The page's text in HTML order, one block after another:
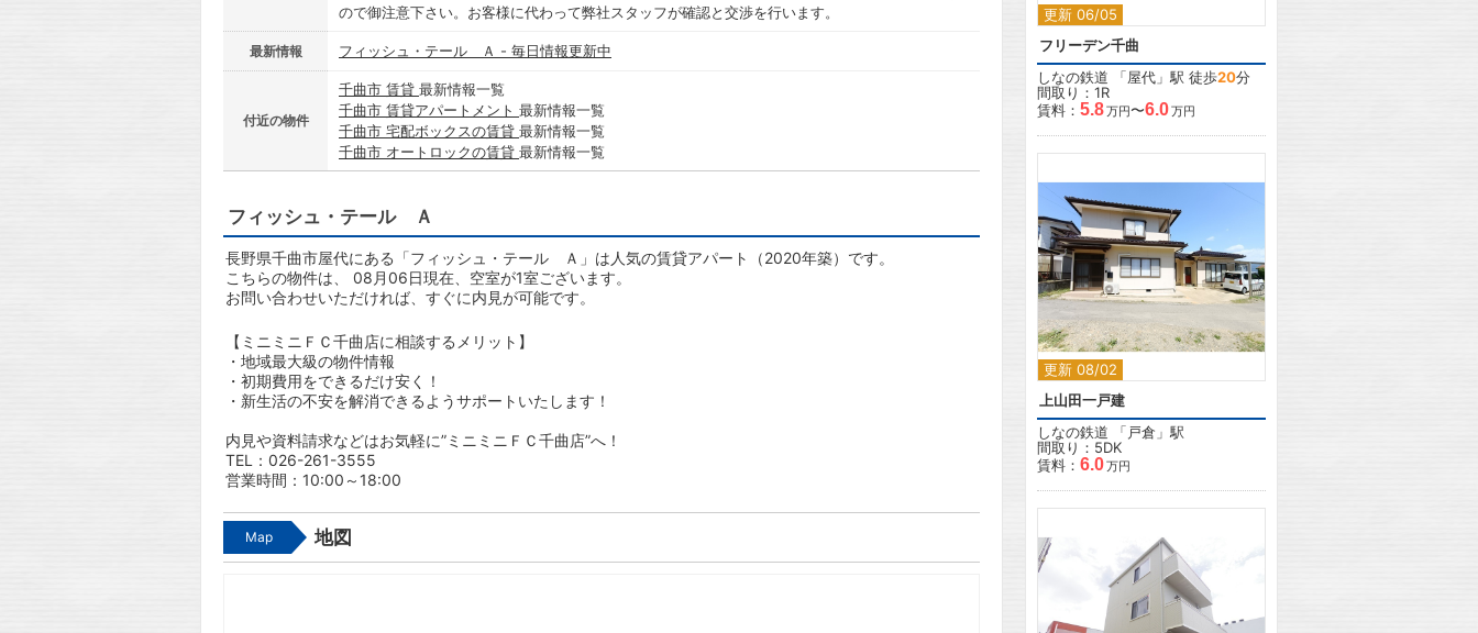
ので御注意下さい。お客様に代わって弊社スタッフが確認と交渉を行います。
最新情報 フィッシュ・テール Ａ - 毎日情報更新中
付近の物件
千曲市 賃貸 最新情報一覧
千曲市 賃貸アパートメント 最新情報一覧
千曲市 宅配ボックスの賃貸 最新情報一覧
千曲市 オートロックの賃貸 最新情報一覧
フィッシュ・テール Ａ
長野県千曲市屋代にある「フィッシュ・テール Ａ」は人気の賃貸アパート（2020年築）です。
こちらの物件は、 08月06日現在、空室が1室ございます。
お問い合わせいただければ、すぐに内見が可能です。
【ミニミニＦＣ千曲店に相談するメリット】
・地域最大級の物件情報
・初期費用をできるだけ安く！
・新生活の不安を解消できるようサポートいたします！
内見や資料請求などはお気軽に”ミニミニＦＣ千曲店”へ！
TEL：026-261-3555
営業時間：10:00～18:00
Map 地図
更新 06/05
フリーデン千曲
しなの鉄道 「屋代 」駅 徒歩20分
間取り：1R
賃料： 5.8万円〜6.0万円
更新 08/02
上山田一戸建
しなの鉄道 「戸倉 」駅
間取り：5DK
賃料： 6.0万円